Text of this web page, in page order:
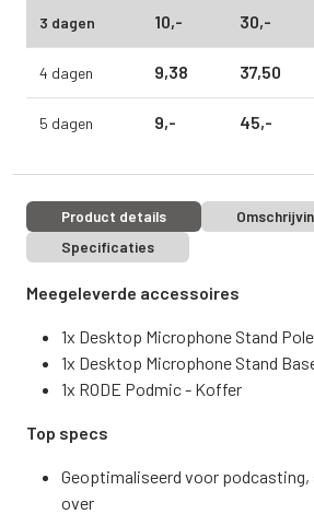
3 dagen 10,- 30,-
4 dagen 9,38 37,50
5 dagen 9,- 45,-
Product details
Specificaties
Meegeleverde accessoires
1x Desktop Microphone Stand Pole
1x Desktop Microphone Stand
1x RODE Podmic - Koffer
Top specs
Geoptimaliseerd voor
over